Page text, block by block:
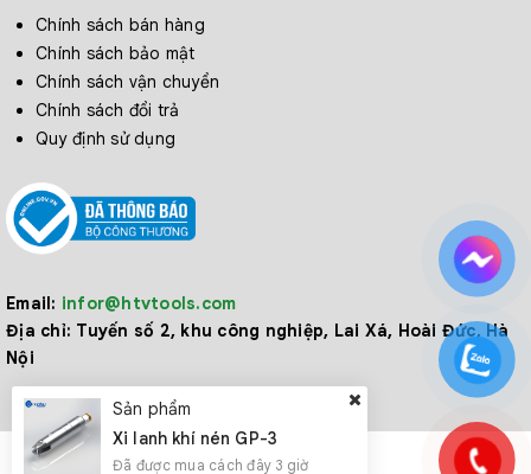
Chính sách bán hàng
Chính sách bảo mật
Chính sách vận chuyển
Chính sách đổi trả
Quy định sử dụng
Email: infor@htvtools.com
Địa chỉ: Tuyến số 2, khu công nghiệp, Lai Xá, Hoài Đức, Hà
Nội
Sản phẩm
Xi lanh khí nén GP-3
Đã được mua cách đây 3 giờ